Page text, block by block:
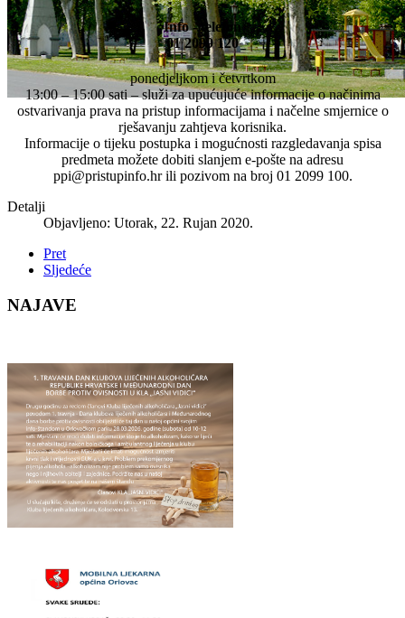
Info - telefon
01 2099 120
ponedjeljkom i četvrtkom
13:00 – 15:00 sati – služi za upućujuće informacije o načinima
ostvarivanja prava na pristup informacijama i načelne smjernice o
rješavanju zahtjeva korisnika.
Informacije o tijeku postupka i mogućnosti razgledavanja spisa
predmeta možete dobiti slanjem e-pošte na adresu
ppi@pristupinfo.hrili pozivom na broj 01 2099 100.
Detalji
Objavljeno: Utorak, 22. Rujan 2020.
Pret
Sljedeće
NAJAVE